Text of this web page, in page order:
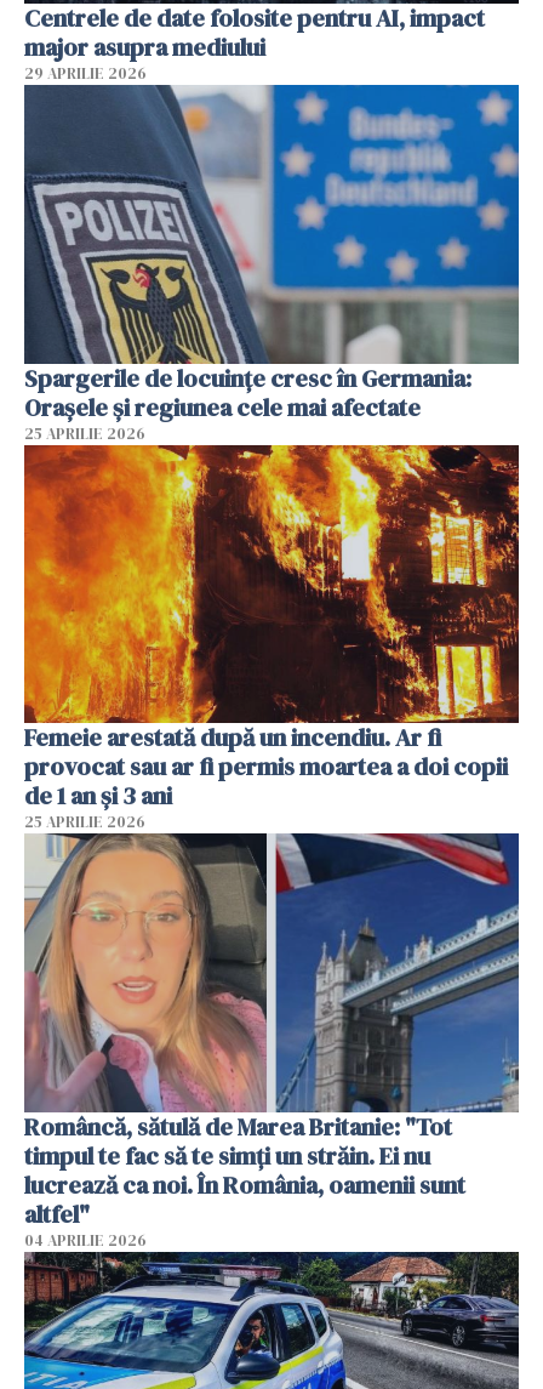
Centrele de date folosite pentru AI, impact
major asupra mediului
29 APRILIE 2026
Spargerile de locuințe cresc în Germania:
Orașele și regiunea cele mai afectate
25 APRILIE 2026
Femeie arestată după un incendiu. Ar fi
provocat sau ar fi permis moartea a doi copii
de 1 an și 3 ani
25 APRILIE 2026
Româncă, sătulă de Marea Britanie: "Tot
timpul te fac să te simți un străin. Ei nu
lucrează ca noi. În România, oamenii sunt
altfel"
04 APRILIE 2026